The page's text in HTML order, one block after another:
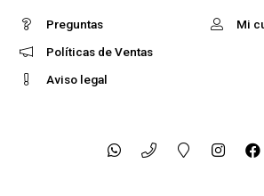
Preguntas
Políticas de Ventas
Aviso legal
Mi